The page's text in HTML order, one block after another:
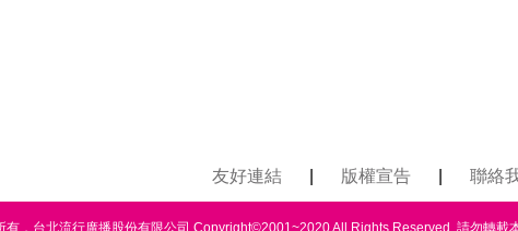
友好連結 版權宣告 聯絡
有，台北流行廣播股份有限公司 Copyright©2001~2020 All Rights Reserved. 請勿轉載